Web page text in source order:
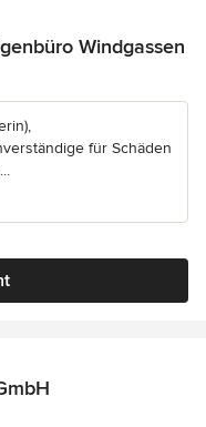
Windgassen
5 Sternen
für Schäden
Sternen